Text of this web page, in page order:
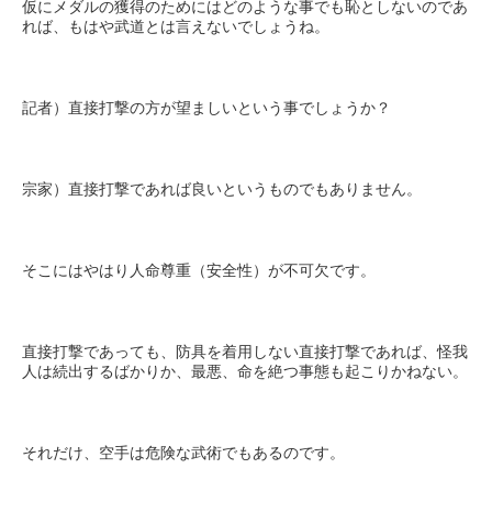
仮にメダルの獲得のためにはどのような事でも恥としないのであ
れば、もはや武道とは言えないでしょうね。
記者）直接打撃の方が望ましいという事でしょうか？
宗家）直接打撃であれば良いというものでもありません。
そこにはやはり人命尊重（安全性）が不可欠です。
直接打撃であっても、防具を着用しない直接打撃であれば、怪我
人は続出するばかりか、最悪、命を絶つ事態も起こりかねない。
それだけ、空手は危険な武術でもあるのです。